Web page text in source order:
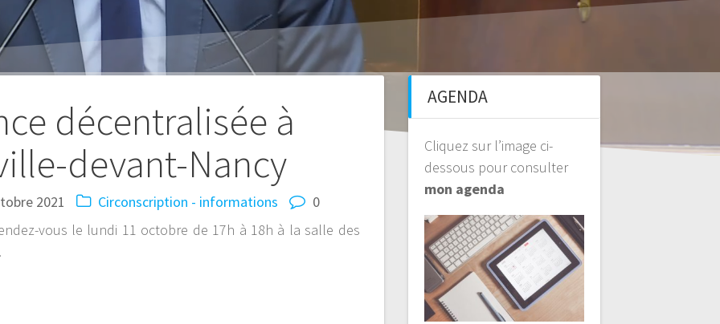
décentralisée à
devant-Nancy
2021 Circonscription - informations
0
vous le lundi 11 octobre de 17h à 18h à la salle des
AGENDA
Cliquez sur l’image ci-
dessous pour consulter
mon agenda